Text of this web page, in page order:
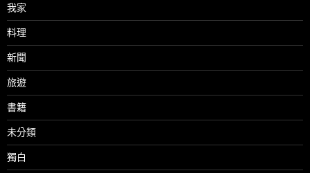
我家
料理
新聞
旅遊
書籍
未分類
獨白